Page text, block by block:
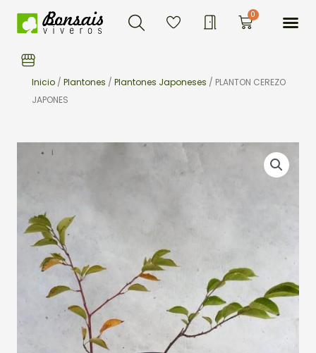
Buscar 0Carrito
Inicio / Plantones / Plantones Japoneses / PLANTON CEREZO
JAPONES